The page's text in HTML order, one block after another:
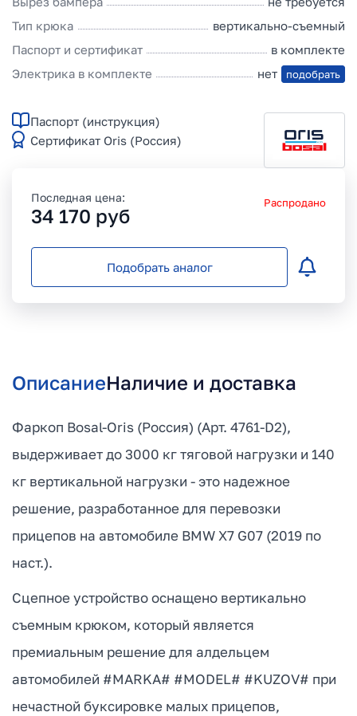
Тип крюка
вертикально-съемный
Паспорт и сертификат
в комплекте
Электрика в комплекте
нет подобрать
Паспорт (инструкция)
Сертификат Oris (Россия)
Последная цена:
34 170 руб
Распродано
Подобрать аналог
ОписаниеНаличие и доставка
Фаркоп Bosal-Oris (Россия) (Арт. 4761-D2),
выдерживает до 3000 кг тяговой нагрузки и 140
кг вертикальной нагрузки - это надежное
решение, разработанное для перевозки
прицепов на автомобиле BMW X7 G07 (2019 по
наст.).
Сцепное устройство оснащено вертикально
съемным крюком, который является
премиальным решение для алдельцем
автомобилей #MARKA# #MODEL# #KUZOV# при
нечастной буксировке малых прицепов,